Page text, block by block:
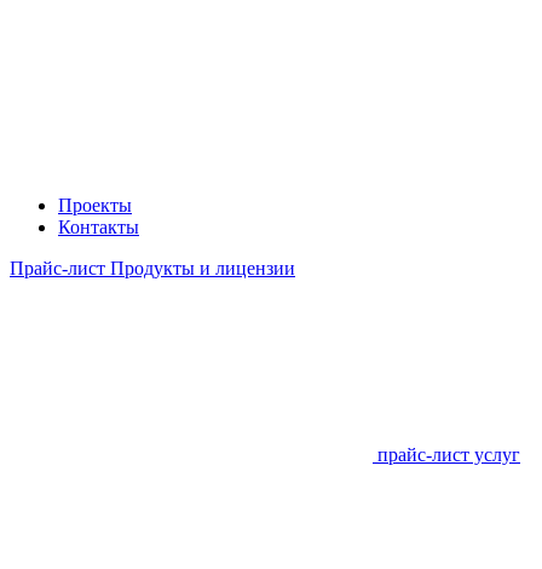
Проекты
Контакты
Прайс-лист Продукты и лицензии
прайс-лист услуг